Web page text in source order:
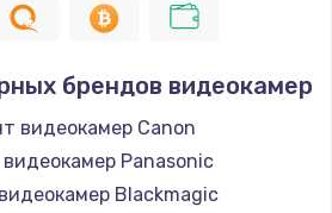
709 руб.
Заказать
кнопок телефона
брендов видеокамер
видеокамер Canon
Panasonic
Blackmagic